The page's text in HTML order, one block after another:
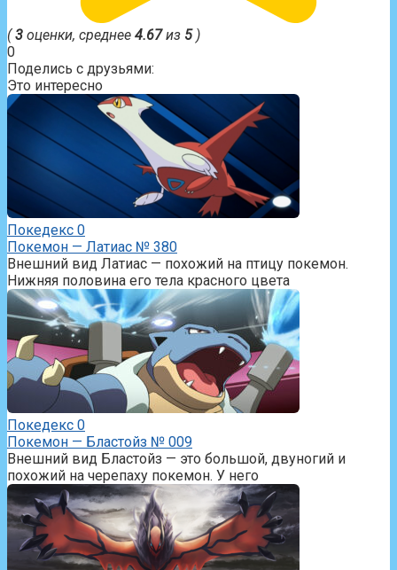
(3 оценки, среднее 4.67из 5)
0
Поделись с друзьями:
Это интересно
Покедекс 0
Покемон — Латиас № 380
Внешний вид Латиас — похожий на птицу покемон.
Нижняя половина его тела красного цвета
Покедекс 0
Покемон — Бластойз № 009
Внешний вид Бластойз — это большой, двуногий и
похожий на черепаху покемон. У него